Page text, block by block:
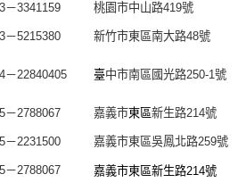
－3341159 桃園市中山路419號
－5215380 新竹市東區南大路48號
－22840405 臺中市南區國光路250-1號
－2788067 嘉義市東區新生路214號
－2231500 嘉義市東區吳鳳北路259號
－2788067 嘉義市東區新生路214號